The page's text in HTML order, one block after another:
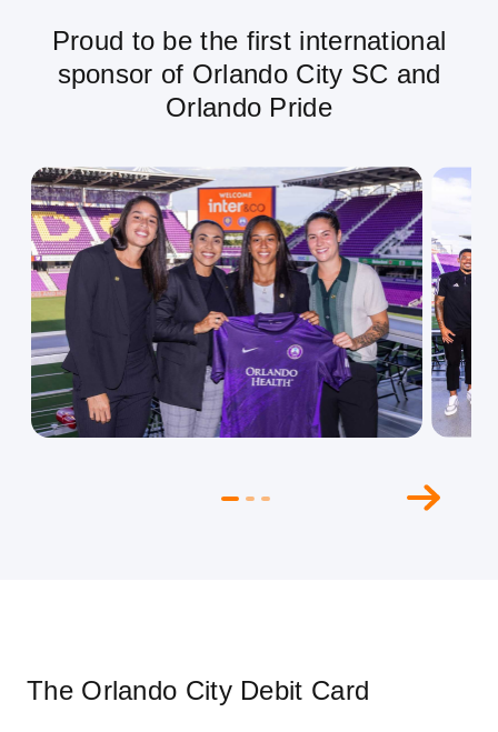
Proud to be the first international
sponsor of Orlando City SC and
Orlando Pride
The Orlando City Debit Card